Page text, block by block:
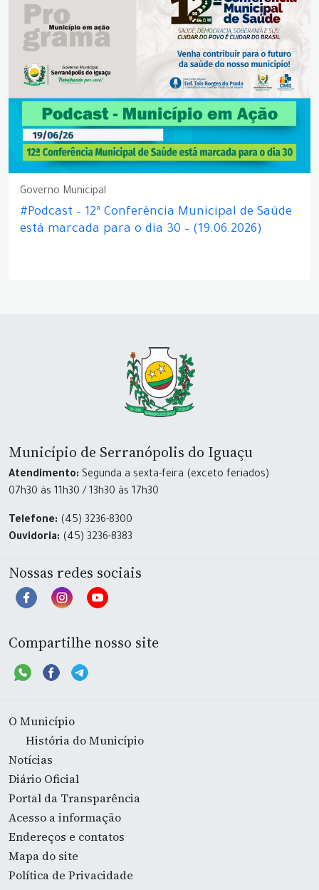
Governo Municipal
#Podcast – 12ª Conferência Municipal de Saúde
está marcada para o dia 30 – (19.06.2026)
Município de Serranópolis do Iguaçu
Atendimento: Segunda a sexta-feira (exceto feriados)
07h30 às 11h30 / 13h30 às 17h30
Telefone: (45) 3236-8300
Ouvidoria: (45) 3236-8383
Nossas redes sociais
Compartilhe nosso site
O Município
História do Município
Notícias
Diário Oficial
Portal da Transparência
Acesso a informação
Endereços e contatos
Mapa do site
Política de Privacidade